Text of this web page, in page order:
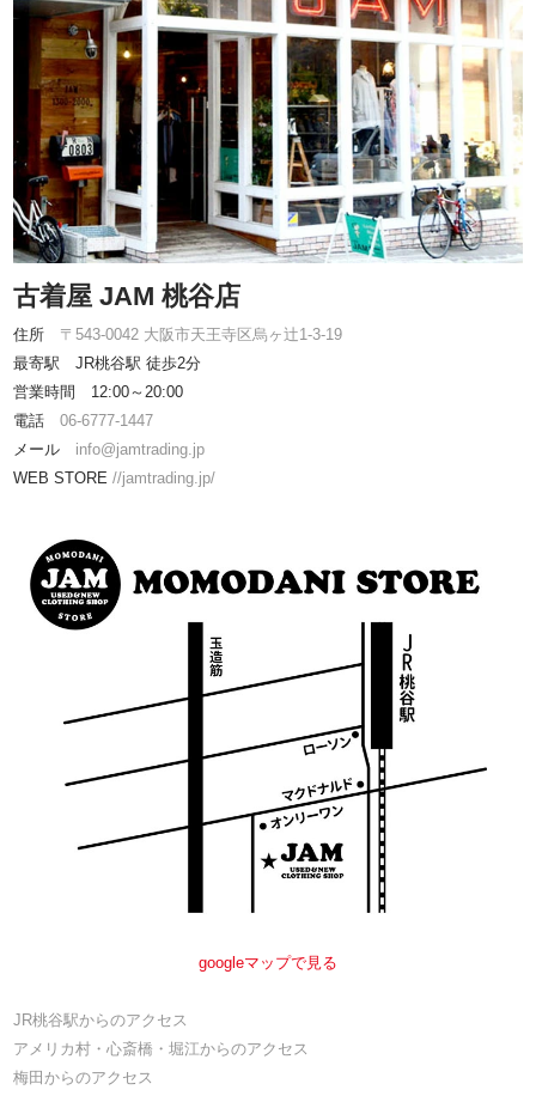
古着屋 JAM 桃谷店
住所 〒543-0042 大阪市天王寺区烏ヶ辻1-3-19
最寄駅 JR桃谷駅 徒歩2分
営業時間 12:00～20:00
電話06-6777-1447
メール info@jamtrading.jp
WEB STORE//jamtrading.jp/
googleマップで見る
JR桃谷駅からのアクセス
アメリカ村・心斎橋・堀江からのアクセス
梅田からのアクセス